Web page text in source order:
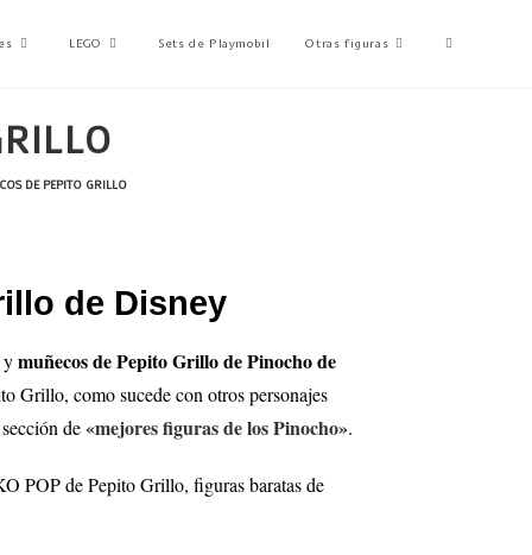
LEGO Sets de Playmobil Otras figuras
DE PEPITO GRILLO
de Disney
ymuñecos de Pepito Grillo de Pinocho de
Grillo, como sucede con otros personajes
sección de«mejores figuras de los Pinocho».
POP de Pepito Grillo, figuras baratas de